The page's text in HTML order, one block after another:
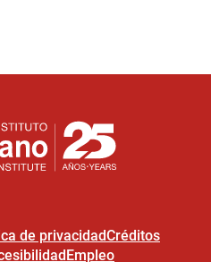
de privacidadCréditos
Empleo